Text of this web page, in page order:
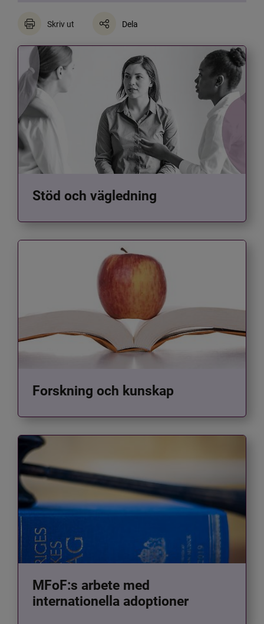
Skriv ut Dela
Stöd och vägledning
Forskning och kunskap
MFoF:s arbete med
internationella adoptioner